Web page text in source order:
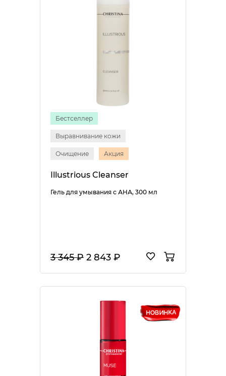
Бестселлер
Выравнивание кожи
Очищение Акция
Illustrious Cleanser
Гель для умывания с АНА, 300 мл
3 345 ₽ 2 843 ₽